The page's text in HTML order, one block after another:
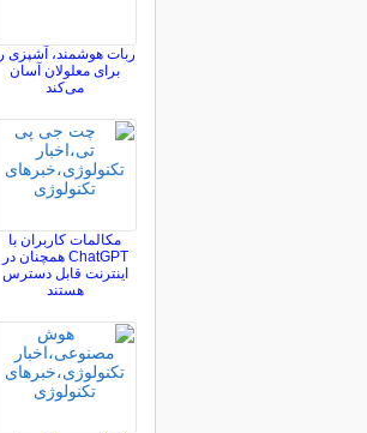
ربات هوشمند، آشپزی را
برای معلولان آسان
می‌کند
مکالمات کاربران با
ChatGPT همچنان در
اینترنت قابل دسترس
هستند